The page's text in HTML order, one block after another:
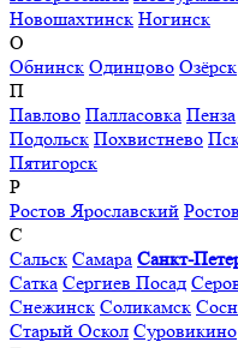
Новошахтинск Ногинск
О
Обнинск Одинцово Озёрск
П
Павлово Палласовка Пенза
Подольск Похвистнево
Пятигорск
Р
Ростов Ярославский
С
Сальск Самара Санкт-
Сатка Сергиев Посад
Снежинск Соликамск
Старый Оскол Суровикино